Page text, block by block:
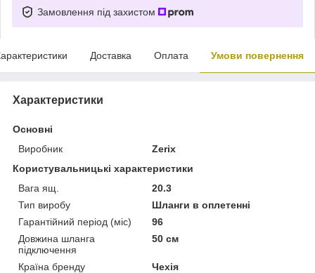
Замовлення під захистом
Доставка Оплата Умови повернення
Характеристики
Основні
Виробник
Zerix
Користувальницькі характеристики
Вага ящ.
20.3
Тип виробу
Шланги в оплетенні
Гарантійний період (міс)
96
Довжина шланга
підключення
50 см
Країна бренду
Чехія